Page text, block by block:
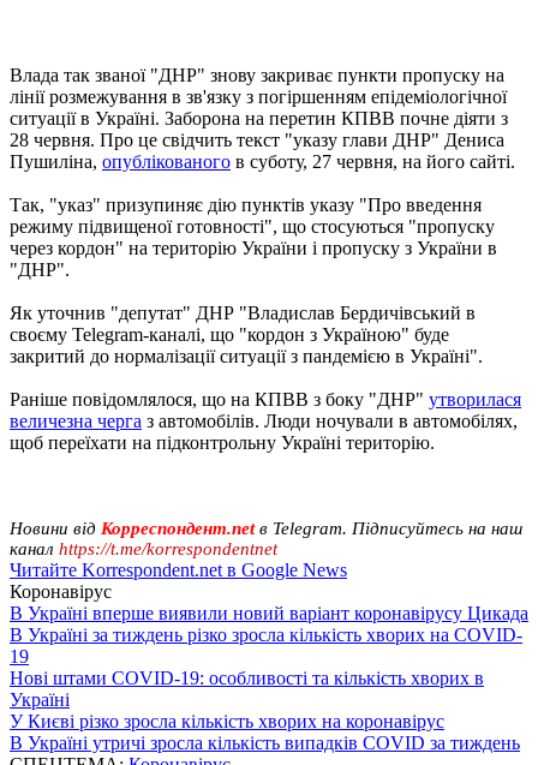
Влада так званої "ДНР" знову закриває пункти пропуску на
лінії розмежування в зв'язку з погіршенням епідеміологічної
ситуації в Україні. Заборона на перетин КПВВ почне діяти з
28 червня. Про це свідчить текст "указу глави ДНР" Дениса
Пушиліна, опублікованого в суботу, 27 червня, на його сайті.
Так, "указ" призупиняє дію пунктів указу "Про введення
режиму підвищеної готовності", що стосуються "пропуску
через кордон" на територію України і пропуску з України в
"ДНР".
Як уточнив "депутат" ДНР "Владислав Бердичівський в
своєму Telegram-каналі, що "кордон з Україною" буде
закритий до нормалізації ситуації з пандемією в Україні".
Раніше повідомлялося, що на КПВВ з боку "ДНР" утворилася
величезна черга з автомобілів. Люди ночували в автомобілях,
щоб переїхати на підконтрольну Україні територію.
Новини від Корреспондент.netв Telegram. Підписуйтесь на наш
канал https://t.me/korrespondentnet
Читайте Korrespondent.net в Google News
Коронавірус
В Україні вперше виявили новий варіант коронавірусу Цикада
В Україні за тиждень різко зросла кількість хворих на COVID-
19
Нові штами COVID-19: особливості та кількість хворих в
Україні
У Києві різко зросла кількість хворих на коронавірус
В Україні утричі зросла кількість випадків COVID за тиждень